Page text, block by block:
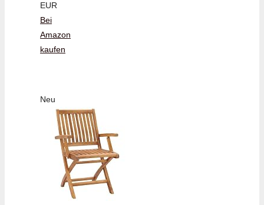
EUR
Bei
Amazon
kaufen
Neu